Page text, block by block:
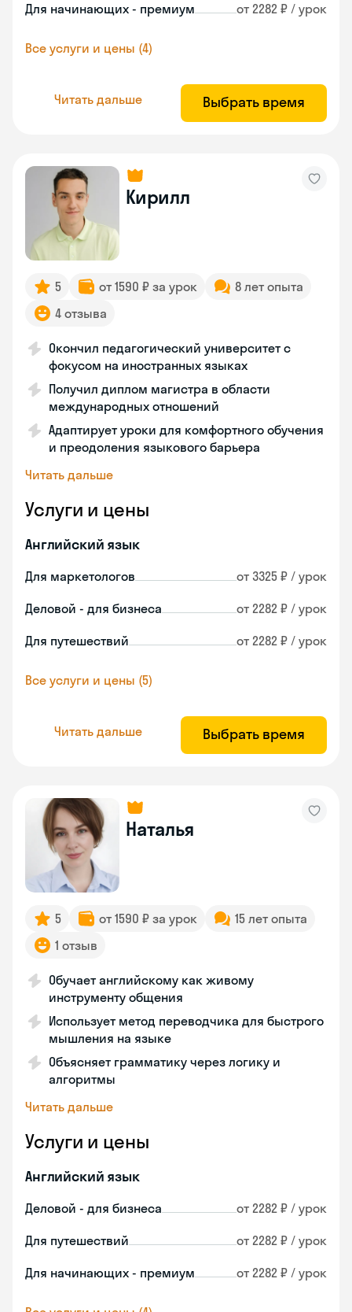
Для начинающих - премиум от 2282 ₽ / урок
Все услуги и цены (4)
Читать дальше Выбрать время
Кирилл
5 от 1590 ₽ за урок
8 лет опыта
4 отзыва
Окончил педагогический университет с
фокусом на иностранных языках
Получил диплом магистра в области
международных отношений
Адаптирует уроки для комфортного обучения
и преодоления языкового барьера
Читать дальше
Услуги и цены
Английский язык
Для маркетологов от 3325 ₽ / урок
Деловой - для бизнеса от 2282 ₽ / урок
Для путешествий от 2282 ₽ / урок
Все услуги и цены (5)
Читать дальше Выбрать время
Наталья
5 от 1590 ₽ за урок
15 лет опыта
1 отзыв
Обучает английскому как живому
инструменту общения
Использует метод переводчика для быстрого
мышления на языке
Объясняет грамматику через логику и
алгоритмы
Читать дальше
Услуги и цены
Английский язык
Деловой - для бизнеса от 2282 ₽ / урок
Для путешествий от 2282 ₽ / урок
Для начинающих - премиум от 2282 ₽ / урок